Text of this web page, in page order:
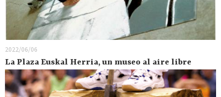
2022/06/06
La Plaza Euskal Herria, un museo al aire libre